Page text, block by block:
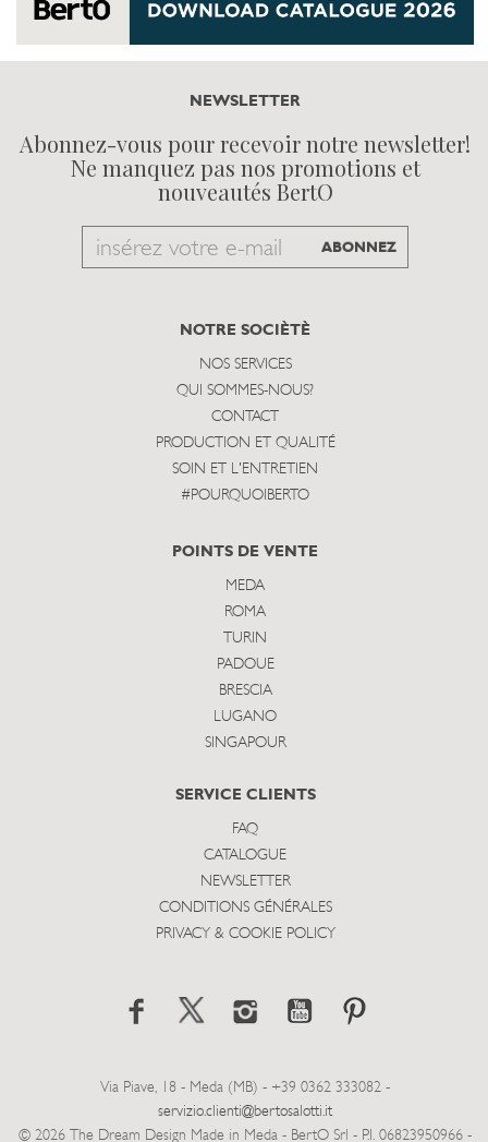
NEWSLETTER
Abonnez-vous pour recevoir notre newsletter!
Ne manquez pas nos promotions et
nouveautés BertO
Email
subscribe
ABONNEZ
NOTRE SOCIÈTÈ
NOS SERVICES
QUI SOMMES-NOUS?
CONTACT
PRODUCTION ET QUALITÉ
SOIN ET L'ENTRETIEN
#POURQUOIBERTO
POINTS DE VENTE
MEDA
ROMA
TURIN
PADOUE
BRESCIA
LUGANO
SINGAPOUR
SERVICE CLIENTS
FAQ
CATALOGUE
NEWSLETTER
CONDITIONS GÉNÉRALES
PRIVACY & COOKIE POLICY
Via Piave, 18 - Meda (MB) - +39 0362 333082 -
servizio.clienti@bertosalotti.it
© 2026 The Dream Design Made in Meda - BertO Srl - P.I. 06823950966 -